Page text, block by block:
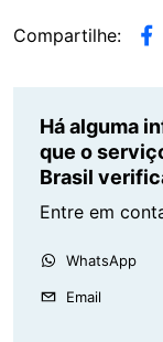
Compartilhe:
Há alguma
que o
Brasil
Entre em
WhatsApp
Email